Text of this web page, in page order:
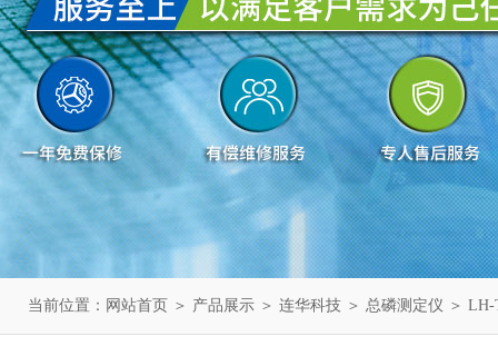
当前位置： 网站首页 ＞ 产品展示 ＞ 连华科技 ＞ 总磷测定仪 ＞